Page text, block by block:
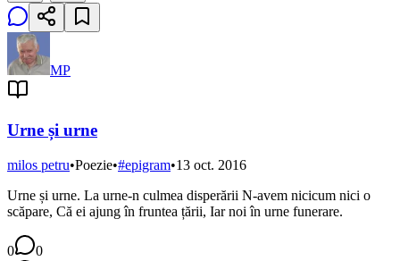
MP
Urne și urne
milos petru•Poezie•#epigram•13 oct. 2016
Urne și urne. La urne-n culmea disperării N-avem nicicum nici o
scăpare, Că ei ajung în fruntea țării, Iar noi în urne funerare.
0
0